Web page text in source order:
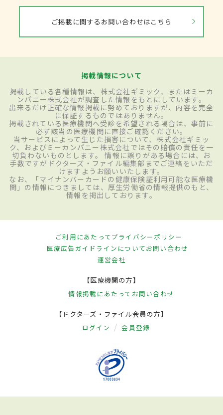
ご掲載に関するお問い合わせはこちら
掲載情報について
掲載している各種情報は、株式会社ギミック、またはミーカ
ンパニー株式会社が調査した情報をもとにしています。
出来るだけ正確な情報掲載に努めておりますが、内容を完全
に保証するものではありません。
掲載されている医療機関へ受診を希望される場合は、事前に
必ず該当の医療機関に直接ご確認ください。
当サービスによって生じた損害について、株式会社ギミッ
ク、およびミーカンパニー株式会社ではその賠償の責任を一
切負わないものとします。 情報に誤りがある場合には、お
手数ですがドクターズ・ファイル編集部までご連絡をいただ
けますようお願いいたします。
なお、「マイナンバーカードの健康保険証利用可能な医療機
関」の情報につきましては、厚生労働省の情報提供のもと、
情報を掲出しております。
ご利用にあたってプライバシーポリシー
医療広告ガイドラインについてお問い合わせ
運営会社
【医療機関の方】
情報掲載にあたって お問い合わせ
【ドクターズ・ファイル会員の方】
ログイン 会員登録